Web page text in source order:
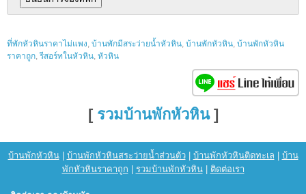
ที่พักหัวหินราคาไม่แพง, บ้านพักมีสระว่ายน้ำหัวหิน, บ้านพักหัวหิน, บ้านพักหัวหิน
ราคาถูก,รีสอร์ทในหัวหิน, หัวหิน
[ รวมบ้านพักหัวหิน]
บ้านพักหัวหิน| บ้านพักหัวหินสระว่ายน้ำส่วนตัว| บ้านพักหัวหินติดทะเล
บ้าน
พักหัวหินราคาถูก
รวมบ้านพักหัวหิน| ติดต่อเรา